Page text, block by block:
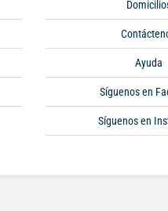
Ayuda
Síguenos en
Síguenos en